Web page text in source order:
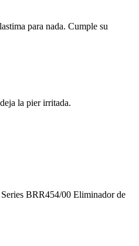
para nada. Cumple su
la pier irritada.
BRR454/00 Eliminador de